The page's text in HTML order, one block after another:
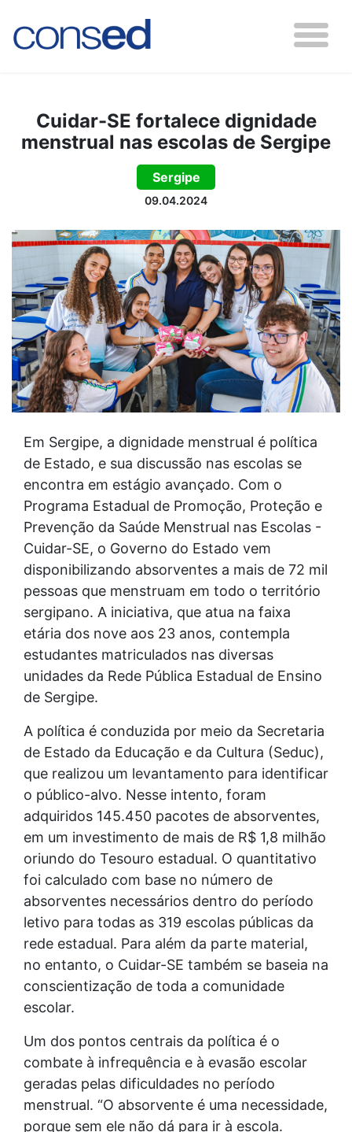
Cuidar-SE fortalece dignidade
menstrual nas escolas de Sergipe
Sergipe
09.04.2024
Em Sergipe, a dignidade menstrual é política
de Estado, e sua discussão nas escolas se
encontra em estágio avançado. Com o
Programa Estadual de Promoção, Proteção e
Prevenção da Saúde Menstrual nas Escolas -
Cuidar-SE, o Governo do Estado vem
disponibilizando absorventes a mais de 72 mil
pessoas que menstruam em todo o território
sergipano. A iniciativa, que atua na faixa
etária dos nove aos 23 anos, contempla
estudantes matriculados nas diversas
unidades da Rede Pública Estadual de Ensino
de Sergipe.
A política é conduzida por meio da Secretaria
de Estado da Educação e da Cultura (Seduc),
que realizou um levantamento para identificar
o público-alvo. Nesse intento, foram
adquiridos 145.450 pacotes de absorventes,
em um investimento de mais de R$ 1,8 milhão
oriundo do Tesouro estadual. O quantitativo
foi calculado com base no número de
absorventes necessários dentro do período
letivo para todas as 319 escolas públicas da
rede estadual. Para além da parte material,
no entanto, o Cuidar-SE também se baseia na
conscientização de toda a comunidade
escolar.
Um dos pontos centrais da política é o
combate à infrequência e à evasão escolar
geradas pelas dificuldades no período
menstrual. “O absorvente é uma necessidade,
porque sem ele não dá para ir à escola.